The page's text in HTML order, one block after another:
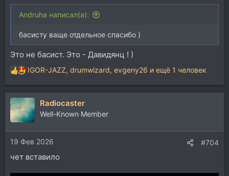
Andruha написал(а):
басисту ваще отдельное спасибо )
Это не басист. Это - Давидянц ! )
Р
е
а
к
ц
и
и
:
IGOR-JAZZ, drumwizard, evgeny26 и ещё 1 человек
Radiocaster
Well-Known Member
19 Фев 2026 #704
чет вставило